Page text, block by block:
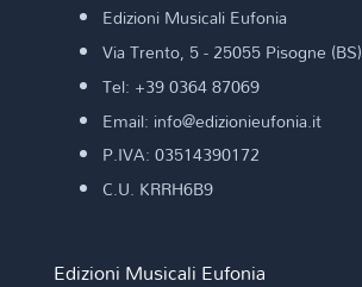
Edizioni Musicali Eufonia
Via Trento, 5 - 25055 Pisogne (BS)
Tel: +39 0364 87069
Email: info@edizionieufonia.it
P.IVA: 03514390172
C.U. KRRH6B9
Edizioni Musicali Eufonia